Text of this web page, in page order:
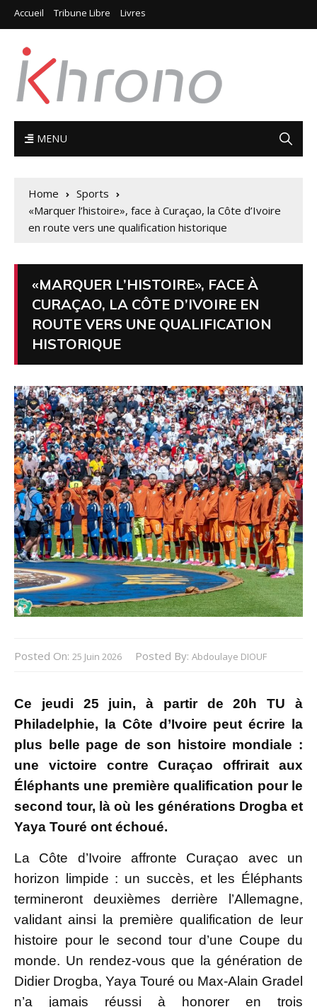
Accueil Tribune Libre Livres
MENU
Home
Sports
«Marquer l’histoire», face à Curaçao, la Côte d’Ivoire
en route vers une qualification historique
«MARQUER L’HISTOIRE», FACE À
CURAÇAO, LA CÔTE D’IVOIRE EN
ROUTE VERS UNE QUALIFICATION
HISTORIQUE
Posted On: 25 Juin 2026 Posted By: Abdoulaye DIOUF
Ce jeudi 25 juin, à partir de 20h TU à
Philadelphie, la Côte d’Ivoire peut écrire la
plus belle page de son histoire mondiale :
une victoire contre Curaçao offrirait aux
Éléphants une première qualification pour le
second tour, là où les générations Drogba et
Yaya Touré ont échoué.
La Côte d’Ivoire affronte Curaçao avec un
horizon limpide : un succès, et les Éléphants
termineront deuxièmes derrière l’Allemagne,
validant ainsi la première qualification de leur
histoire pour le second tour d’une Coupe du
monde. Un rendez-vous que la génération de
Didier Drogba, Yaya Touré ou Max-Alain Gradel
n’a jamais réussi à honorer en trois